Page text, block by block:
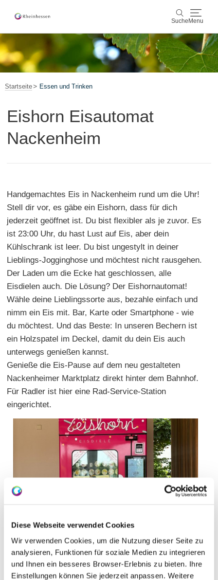
Diese Webseite verwendet Cookies
Wir verwenden Cookies, um die Nutzung dieser Seite zu
analysieren, Funktionen für soziale Medien zu integrieren
und Ihnen ein besseres Browser-Erlebnis zu bieten. Ihre
Einstellungen können Sie jederzeit anpassen. Weitere
Suche Menu
Suche
Wein & Genuss
Veranstaltungen
Startseite Essen und Trinken
Eishorn Eisautomat
Nackenheim
Handgemachtes Eis in Nackenheim rund um die Uhr!
Stell dir vor, es gäbe ein Eishorn, dass für dich
jederzeit geöffnet ist. Du bist flexibler als je zuvor. Es
ist 23:00 Uhr, du hast Lust auf Eis, aber dein
Kühlschrank ist leer. Du bist ungestylt in deiner
Lieblings-Jogginghose und möchtest nicht rausgehen.
Der Laden um die Ecke hat geschlossen, alle
Eisdielen auch. Die Lösung? Der Eishornautomat!
Wähle deine Lieblingssorte aus, bezahle einfach und
nimm ein Eis mit. Bar, Karte oder Smartphone - wie
du möchtest. Und das Beste: In unseren Bechern ist
ein Holzspatel im Deckel, damit du dein Eis auch
unterwegs genießen kannst.
Genieße die Eis-Pause auf dem neu gestalteten
Nackenheimer Marktplatz direkt hinter dem Bahnhof.
Für Radler ist hier eine Rad-Service-Station
eingerichtet.